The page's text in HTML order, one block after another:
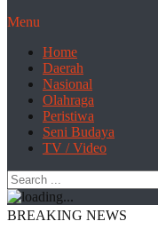
Menu
Home
Daerah
Nasional
Olahraga
Peristiwa
Seni Budaya
TV / Video
BREAKING NEWS